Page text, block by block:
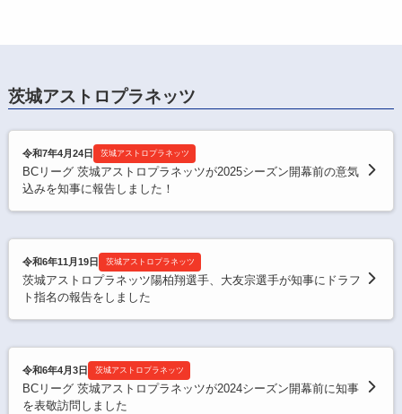
茨城アストロプラネッツ
令和7年4月24日 茨城アストロプラネッツ
BCリーグ 茨城アストロプラネッツが2025シーズン開幕前の意気
込みを知事に報告しました！
令和6年11月19日 茨城アストロプラネッツ
茨城アストロプラネッツ陽柏翔選手、大友宗選手が知事にドラフ
ト指名の報告をしました
令和6年4月3日 茨城アストロプラネッツ
BCリーグ 茨城アストロプラネッツが2024シーズン開幕前に知事
を表敬訪問しました